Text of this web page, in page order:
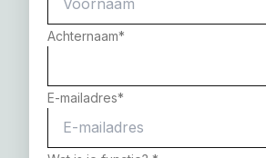
Achternaam*
E-mailadres*